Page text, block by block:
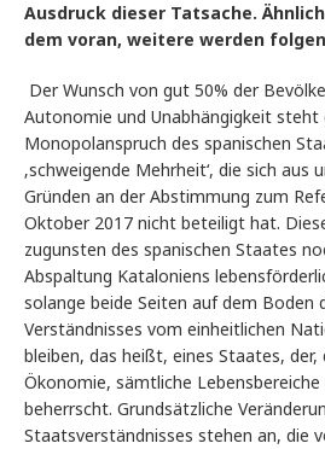
Ausdruck dieser Tatsache.
dem voran, weitere werden
Der Wunsch von gut 50% der
Autonomie und Unabhängigkeit steht
Monopolanspruch des spanischen
‚schweigende Mehrheit‘, die sich aus
Gründen an der Abstimmung zum
Oktober 2017 nicht beteiligt hat.
zugunsten des spanischen Staates
Abspaltung Kataloniens
solange beide Seiten auf dem Boden
Verständnisses vom einheitlichen
bleiben, das heißt, eines Staates,
Ökonomie, sämtliche
beherrscht. Grundsätzliche
Staatsverständnisses stehen an, die